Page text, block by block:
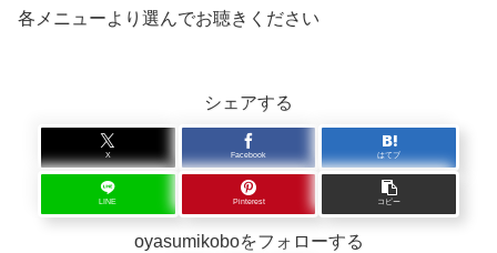
各メニューより選んでお聴きください
シェアする
X Facebook はてブ
LINE Pinterest コピー
oyasumikoboをフォローする